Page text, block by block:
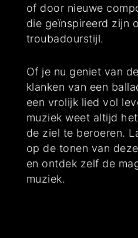
of door nieuwe
die geïnspireerd zijn
troubadourstijl.
Of je nu geniet van
klanken van een
een vrolijk lied vol
muziek weet altijd
de ziel te beroeren.
op de tonen van
en ontdek zelf de
muziek.